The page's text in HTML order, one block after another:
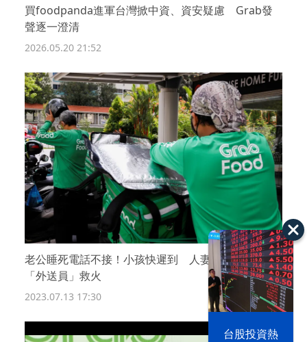
漢光42演習 台股投資熱
買foodpanda進軍台灣掀中資、資安疑慮 Grab發
聲逐一澄清
2026.05.20 21:52
老公睡死電話不接！小孩快遲到 人妻無計可施找
「外送員」救火
2023.07.13 17:30